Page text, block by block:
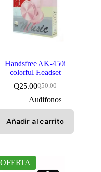
Handsfree AK-450i
colorful Headset
Q50.00
El
precio
Q50.00.
Q25.00El
precio
Q25.00.
Audífonos
Añadir al carrito
OFERTA